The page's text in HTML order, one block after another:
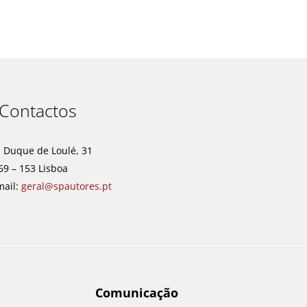
Contactos
Duque de Loulé, 31
– 153 Lisboa
geral@spautores.pt
Comunicação